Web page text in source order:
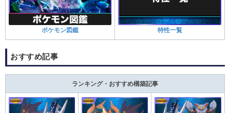
ポケモン図鑑 特性一覧
おすすめ記事
ランキング・おすすめ構築記事